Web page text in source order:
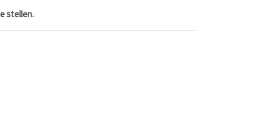
stellen.